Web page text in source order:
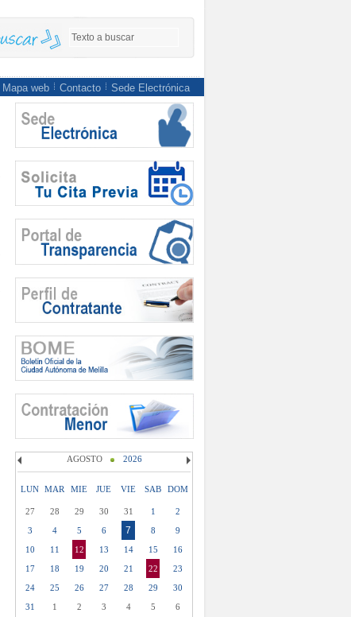
Mapa web Contacto Sede Electrónica
AGOSTO 2026
LUN MAR MIE JUE VIE SAB DOM
27 28 29 30 31 1
2
3
4 5 6 7 8
9
10
11 12 13 14 15
16
17
18 19 20 21 22
23
24
25 26 27 28 29
30
31
1 2 3 4 5 6